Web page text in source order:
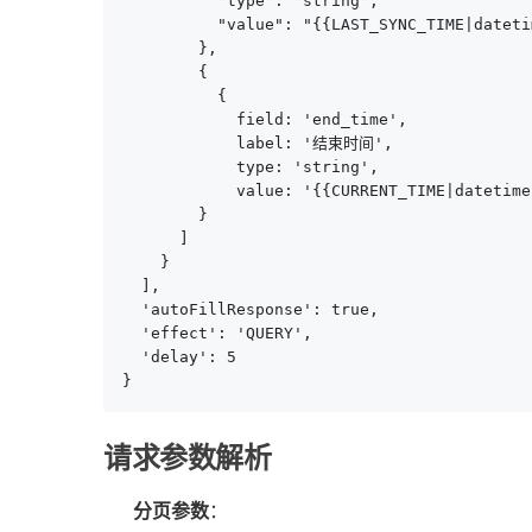
"value":
        },
        {
          {
            field: 'end_time',
            label: '结束时间',
            type: 'string',
value:
        }
    }
  ],
  'autoFillResponse': true,
  'effect': 'QUERY',
  'delay': 5
}
请求参数解析
分页参数：